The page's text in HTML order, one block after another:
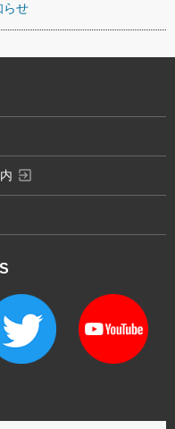
らせ
exit_to_app